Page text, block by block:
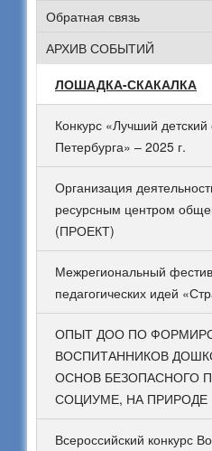
Обратная связь
АРХИВ СОБЫТИЙ
ЛОШАДКА-СКАКАЛКА
Конкурс «Лучший детский
Петербурга» – 2025 г.
Организация
ресурсным центром
(ПРОЕКТ)
Межрегиональный
педагогических идей
ОПЫТ ДОО ПО
ВОСПИТАННИКОВ
ОСНОВ БЕЗОПАСНОГО
СОЦИУМЕ, НА ПРИРОДЕ
Всероссийский конкурс